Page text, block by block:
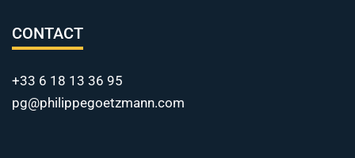
CONTACT
+33 6 18 13 36 95
pg@philippegoetzmann.com